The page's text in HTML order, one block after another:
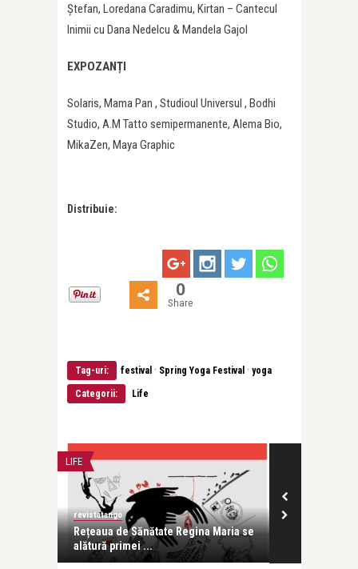
Ștefan, Loredana Caradimu, Kirtan – Cantecul
Inimii cu Dana Nedelcu & Mandela Gajol
EXPOZANȚI
Solaris, Mama Pan , Studioul Universul , Bodhi
Studio, A.M Tatto semipermanente, Alema Bio,
MikaZen, Maya Graphic
Distribuie:
0
Share
Tag-uri: festival · Spring Yoga Festival · yoga
Categorii: Life
revistatango
Rețeaua de Sănătate Regina Maria se
alătură primei ...
CONCERTE & SPECTACOLE
Alice Năstase Buciuta
UNBROKEN: O
prin muzică, teatru �